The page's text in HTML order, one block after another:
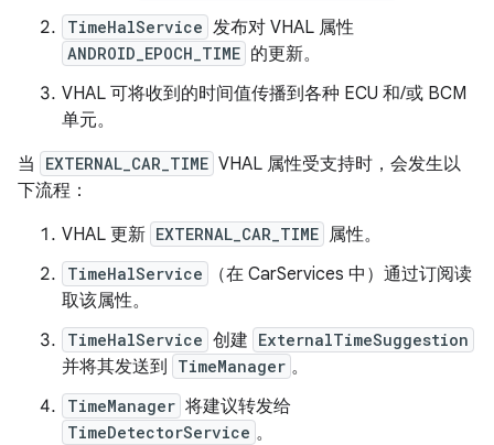
TimeHalService 发布对 VHAL 属性
ANDROID_EPOCH_TIME 的更新。
VHAL 可将收到的时间值传播到各种 ECU 和/或 BCM
单元。
当
EXTERNAL_CAR_TIME VHAL 属性受支持时，会发生以
下流程：
VHAL 更新 EXTERNAL_CAR_TIME 属性。
TimeHalService
（在 CarServices 中）通过订阅读
取该属性。
TimeHalService 创建 ExternalTimeSuggestion
并将其发送到 TimeManager 。
TimeManager 将建议转发给
TimeDetectorService 。